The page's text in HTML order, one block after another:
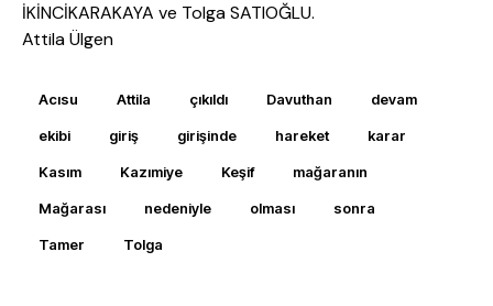
İKİNCİKARAKAYA ve Tolga SATIOĞLU.
Attila Ülgen
Acısu Attila çıkıldı Davuthan devam
ekibi giriş girişinde hareket karar
Kasım Kazımiye Keşif mağaranın
Mağarası nedeniyle olması sonra
Tamer Tolga